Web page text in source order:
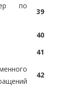
по
39
40
41
42